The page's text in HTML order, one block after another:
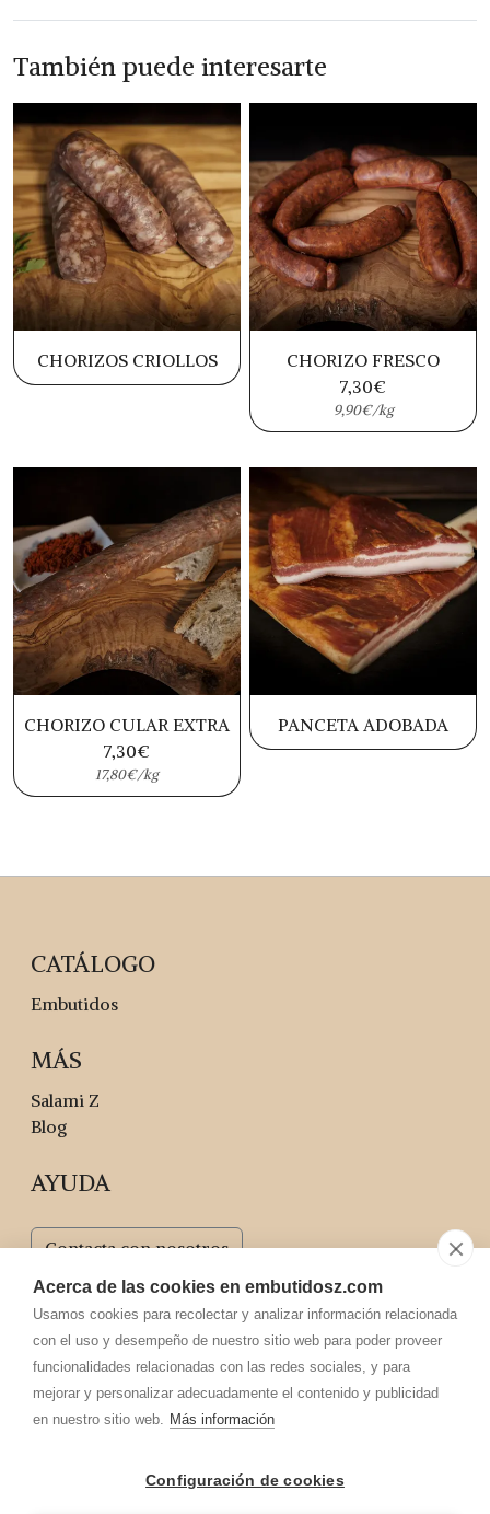
Acerca de las cookies en embutidosz.com
Usamos cookies para recolectar y analizar información relacionada
con el uso y desempeño de nuestro sitio web para poder proveer
funcionalidades relacionadas con las redes sociales, y para
mejorar y personalizar adecuadamente el contenido y publicidad
en nuestro sitio web. Más información
Configuración de cookies
También puede interesarte
CHORIZOS CRIOLLOS
CHORIZO FRESCO
7,30€
9,90€/kg
CHORIZO CULAR EXTRA
7,30€
17,80€/kg
PANCETA ADOBADA
CATÁLOGO
Embutidos
MÁS
Salami Z
Blog
AYUDA
Contacta con nosotros
C/ San José Obrero, 6